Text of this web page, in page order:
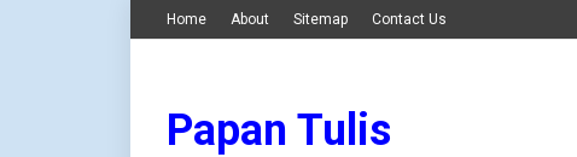
Home About Sitemap Contact Us
Papan Tulis